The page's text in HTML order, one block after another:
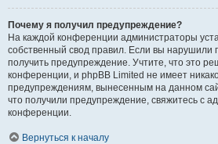
Почему я получил предупреждение?
На каждой конференции администраторы
собственный свод правил. Если вы нарушили
получить предупреждение. Учтите, что это
конференции, и phpBB Limited не имеет
предупреждениям, вынесенным на данном
что получили предупреждение, свяжитесь с
конференции.
Вернуться к началу